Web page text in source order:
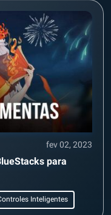
fev 02, 2023
para
Inteligentes